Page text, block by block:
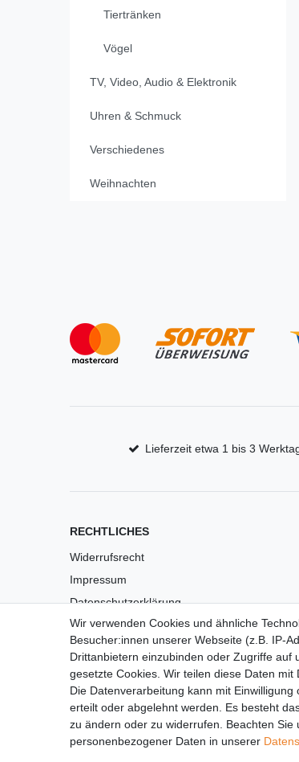
Tiertränken
Vögel
TV, Video, Audio & Elektronik
Uhren & Schmuck
Verschiedenes
Weihnachten
Lieferzeit etwa 1 bis 3
RECHTLICHES
Widerrufsrecht
Impressum
Datenschutzerklärung
AGB
Versandkosten
Barrierefreiheit
Anleitungen
Vertrag widerrufen
Wir verwenden Cookies und ähnliche
Besucher:innen unserer Webseite (z.B. IP-
Drittanbietern einzubinden oder Zugriffe auf
gesetzte Cookies. Wir teilen diese Daten
Die Datenverarbeitung kann mit
erteilt oder abgelehnt werden. Es besteht
zu ändern oder zu widerrufen. Beachten Sie
personenbezogener Daten in unserer